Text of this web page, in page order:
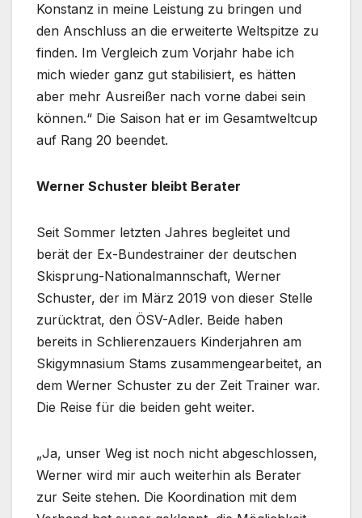
Konstanz in meine Leistung zu bringen und
den Anschluss an die erweiterte Weltspitze zu
finden. Im Vergleich zum Vorjahr habe ich
mich wieder ganz gut stabilisiert, es hätten
aber mehr Ausreißer nach vorne dabei sein
können.“ Die Saison hat er im Gesamtweltcup
auf Rang 20 beendet.
Werner Schuster bleibt Berater
Seit Sommer letzten Jahres begleitet und
berät der Ex-Bundestrainer der deutschen
Skisprung-Nationalmannschaft, Werner
Schuster, der im März 2019 von dieser Stelle
zurücktrat, den ÖSV-Adler. Beide haben
bereits in Schlierenzauers Kinderjahren am
Skigymnasium Stams zusammengearbeitet, an
dem Werner Schuster zu der Zeit Trainer war.
Die Reise für die beiden geht weiter.
„Ja, unser Weg ist noch nicht abgeschlossen,
Werner wird mir auch weiterhin als Berater
zur Seite stehen. Die Koordination mit dem